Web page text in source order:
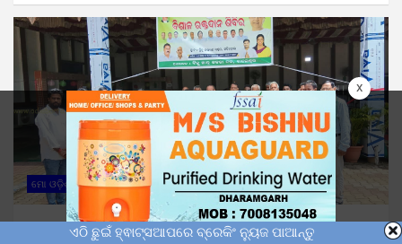
x
ମୋ ଓଡ଼ିଶା
ବନ୍ୟା ସମୟରେ ମାନବିକ ପଦକ୍ଷେପ: ଛାତ୍ର ବିଜେଡିର
ଏଠି ଛୁଇଁ ହ୍ଵାଟ୍ସଆପରେ ବ୍ରେକିଂ ନ୍ୟୁଜ ପାଆନ୍ତୁ